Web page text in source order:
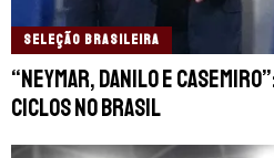
SELEÇÃO BRASILEIRA
“Neymar, Danilo e
ciclos no Brasil